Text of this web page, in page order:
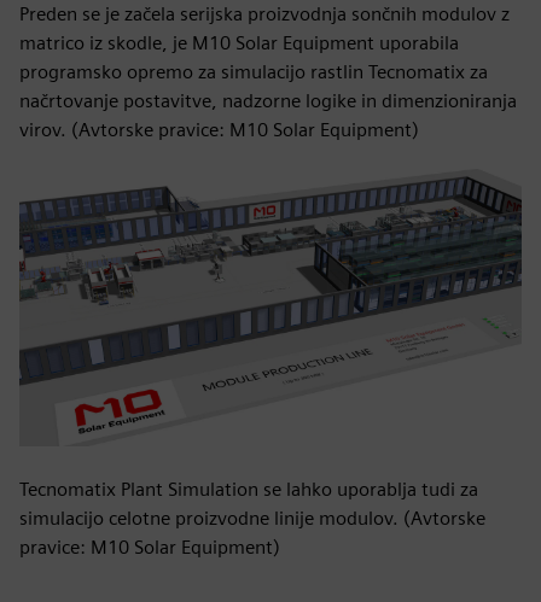
Preden se je začela serijska proizvodnja sončnih modulov z
matrico iz skodle, je M10 Solar Equipment uporabila
programsko opremo za simulacijo rastlin Tecnomatix za
načrtovanje postavitve, nadzorne logike in dimenzioniranja
virov. (Avtorske pravice: M10 Solar Equipment)
Tecnomatix Plant Simulation se lahko uporablja tudi za
simulacijo celotne proizvodne linije modulov. (Avtorske
pravice: M10 Solar Equipment)